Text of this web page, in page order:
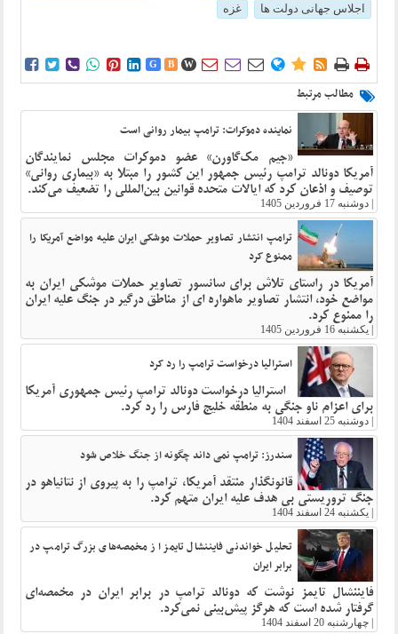
اجلاس جهانی دولت ها
غزه
      G B W        
مطالب مرتبط
نماینده دموکرات: ترامپ بیمار روانی است
«جیم مک‌گاورن» عضو دموکرات مجلس نمایندگان
آمریکا دونالد ترامپ رئیس جمهور این کشور را مبتلا به «بیماری روانی»
توصیف و اذعان کرد که ایالات متحده قوانین بین‌المللی را تضعیف می‌کند.
دوشنبه 17 فروردین 1405
ترامپ انتشار تصاویر حملات موشکی ایران علیه مواضع آمریکا را
ممنوع کرد
آمریکا در راستای تلاش برای سانسور تصاویر حملات موشکی ایران به
مواضع خود، انتشار تصاویر ماهواره ای از مناطق درگیر در جنگ علیه ایران
را ممنوع کرد.
یکشنبه 16 فروردین 1405
استرالیا درخواست ترامپ را رد کرد
-استرالیا درخواست دونالد ترامپ رئیس جمهوری آمریکا
برای اعزام ناو جنگی به منطقه خلیج فارس را رد کرد.
دوشنبه 25 اسفند 1404
سندرز: ترامپ نمی داند چگونه از جنگ خلاص شود
قانونگذار منتقد آمریکا، ترامپ را به پیروی از نتانیاهو در
جنگ تروریستی بی هدف علیه ایران متهم کرد.
یکشنبه 24 اسفند 1404
تحلیل خواندنی فایننشال تایمز از مخمصه‌های بزرگ ترامپ در
برابر ایران
فایننشال تایمز نوشت که دونالد ترامپ در برابر ایران در مخمصه‌ای
گرفتار شده است که هرگز پیش‌بینی نمی‌کرد.
چهارشنبه 20 اسفند 1404